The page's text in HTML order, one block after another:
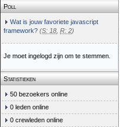
Poll
Wat is jouw favoriete javascript
framework? (S: 18 R: 2)
Je moet ingelogd zijn om te stemmen.
Statistieken
50 bezoekers online
0 leden online
0 crewleden online